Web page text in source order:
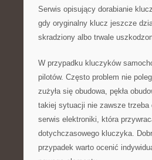
Serwis opisujący dorabianie
gdy oryginalny klucz jeszcze
skradziony albo trwale
W przypadku kluczyków
pilotów. Często problem nie
zużyła się obudowa, pękła
takiej sytuacji nie zawsze
serwis elektroniki, która
dotychczasowego kluczyka.
przypadek warto ocenić